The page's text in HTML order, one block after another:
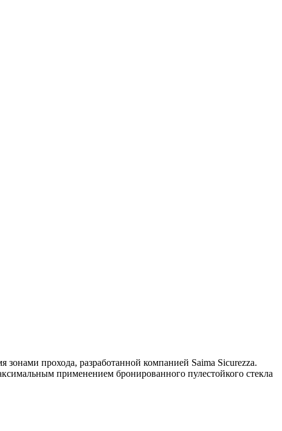
прохода, разработанной компанией Saima Sicurezza.
применением бронированного пулестойкого стекла